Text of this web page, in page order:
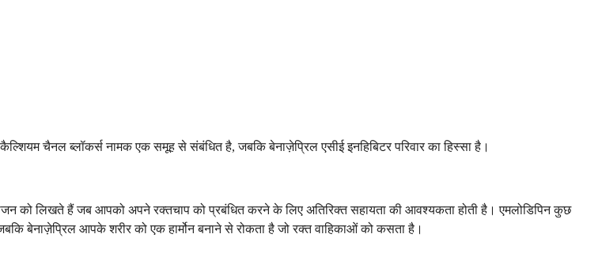
चैनल ब्लॉकर्स नामक एक समूह से संबंधित है, जबकि बेनाज़ेप्रिल एसीई इनहिबिटर परिवार का हिस्सा है।
लिखते हैं जब आपको अपने रक्तचाप को प्रबंधित करने के लिए अतिरिक्त सहायता की आवश्यकता होती है। एमलोडिपिन कुछ
बेनाज़ेप्रिल आपके शरीर को एक हार्मोन बनाने से रोकता है जो रक्त वाहिकाओं को कसता है।